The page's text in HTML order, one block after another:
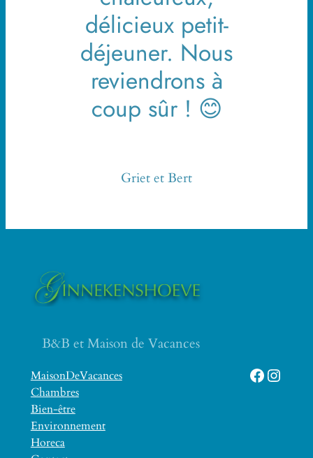
délicieux petit-
déjeuner. Nous
reviendrons à
coup sûr ! 😊
Griet et Bert
B&B et Maison de Vacances
MaisonDeVacances
Chambres
Bien-être
Environnement
Horeca
Facebook Instagram